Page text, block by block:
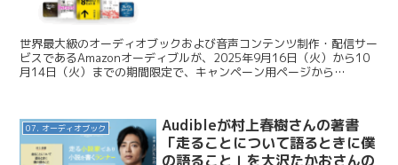
世界最大級のオーディオブックおよび音声コンテンツ制作・配信サー
ビスであるAmazonオーディブルが、2025年9月16日（火）から10
月14日（火）までの期間限定で、キャンペーン用ページから
07. オーディオブック
Audibleが村上春樹さんの著書
「走ることについて語るときに僕
の語ること」を大沢たかおさんの